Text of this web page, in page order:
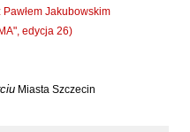
Jakubowskim
edycja 26)
Miasta Szczecin